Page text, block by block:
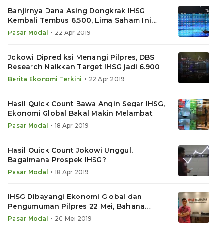
Banjirnya Dana Asing Dongkrak IHSG
Kembali Tembus 6.500, Lima Saham Ini
Diburu
Pasar Modal • 22 Apr 2019
Jokowi Diprediksi Menangi Pilpres, DBS
Research Naikkan Target IHSG jadi 6.900
Berita Ekonomi Terkini • 22 Apr 2019
Hasil Quick Count Bawa Angin Segar IHSG,
Ekonomi Global Bakal Makin Melambat
Pasar Modal • 18 Apr 2019
Hasil Quick Count Jokowi Unggul,
Bagaimana Prospek IHSG?
Pasar Modal • 18 Apr 2019
IHSG Dibayangi Ekonomi Global dan
Pengumuman Pilpres 22 Mei, Bahana
Sarankan Ini
Pasar Modal • 20 Mei 2019